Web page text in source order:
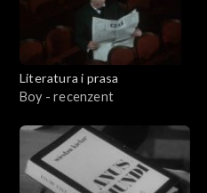
Literatura i prasa
Boy - recenzent